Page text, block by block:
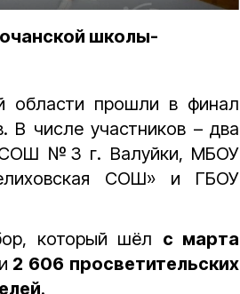
школы-
области прошли в финал
В числе участников – два
№3 г. Валуйки, МБОУ
СОШ» и ГБОУ
который шёл с марта
2 606 просветительских
.